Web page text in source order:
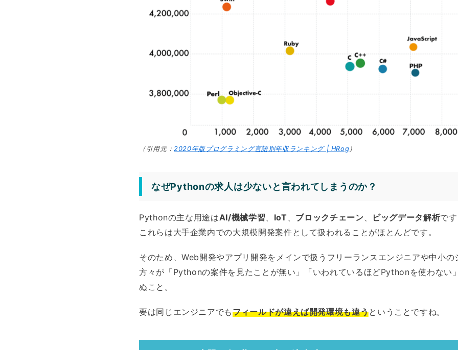
（引用元：2020年版プログラミング言語別年収ランキング | HRog ）
なぜPythonの求人は少ないと言われてしまうのか？
Pythonの主な用途はAI/機械学習、 IoT 、 ブロックチェーン、 ビッグデータ解析です
これらは大手企業内での大規模開発案件として扱われることがほとんどです。
そのため、Web開発やアプリ開発をメインで扱うフリーランスエンジニアや中小の
方々が「Pythonの案件を見たことが無い」「いわれているほどPythonを使わない
ぬこと。
要は同じエンジニアでもフィールドが違えば開発環境も違うということですね。